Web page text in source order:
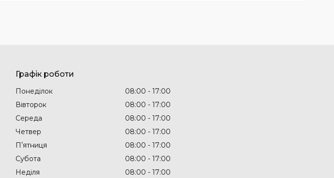
Графік роботи
Понеділок 08:00
17:00
Вівторок
08:00
17:00
Середа
08:00
17:00
Четвер
08:00
17:00
Пʼятниця
08:00
17:00
Субота
08:00
17:00
Неділя
08:00 17:00